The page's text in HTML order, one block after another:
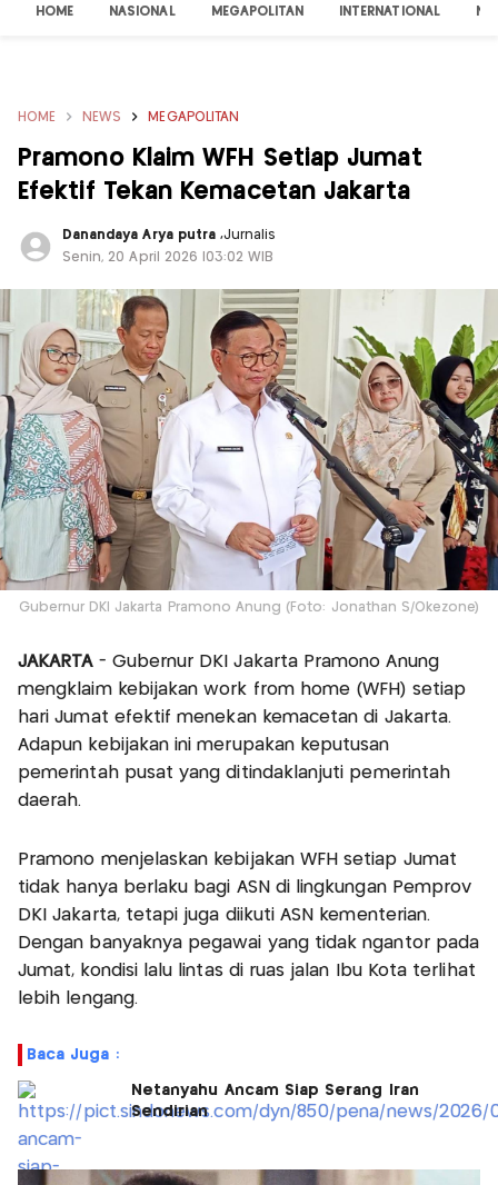
HOME NASIONAL MEGAPOLITAN INTERNATIONAL
HOME NEWS MEGAPOLITAN
Pramono Klaim WFH Setiap Jumat
Efektif Tekan Kemacetan Jakarta
Danandaya Arya putra,Jurnalis
Senin, 20 April 2026 |03:02 WIB
Gubernur DKI Jakarta Pramono Anung (Foto: Jonathan S/Okezone)
JAKARTA - Gubernur DKI Jakarta Pramono Anung
mengklaim kebijakan work from home (WFH) setiap
hari Jumat efektif menekan kemacetan di Jakarta.
Adapun kebijakan ini merupakan keputusan
pemerintah pusat yang ditindaklanjuti pemerintah
daerah.
Pramono menjelaskan kebijakan WFH setiap Jumat
tidak hanya berlaku bagi ASN di lingkungan Pemprov
DKI Jakarta, tetapi juga diikuti ASN kementerian.
Dengan banyaknya pegawai yang tidak ngantor pada
Jumat, kondisi lalu lintas di ruas jalan Ibu Kota terlihat
lebih lengang.
Baca Juga :
Netanyahu Ancam Siap Serang Iran
Sendirian